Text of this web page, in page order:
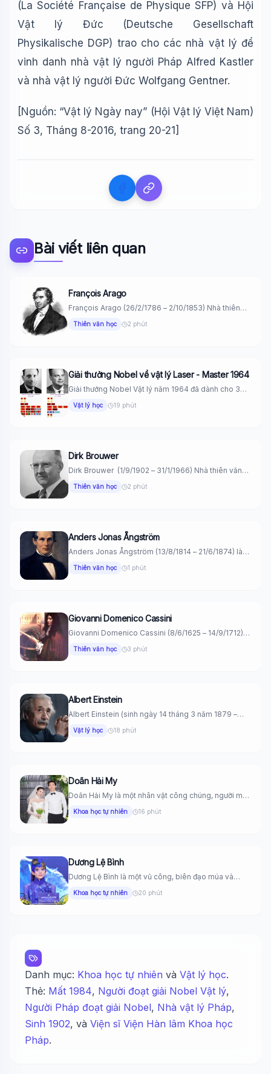
(La Société Française de Physique SFP) và Hội
Vật lý Đức (Deutsche Gesellschaft
Physikalische DGP) traocho các nhà vậtlý để
vinh danh nhà vật lý người Pháp Alfred Kastler
và nhà vật lý người Đức Wolfgang Gentner.
[Nguồn: “Vật lý Ngày nay” (Hội Vật lý Việt Nam)
Số 3, Tháng 8-2016, trang 20-21]
Bài viết liên quan
François Arago
François Arago (26/2/1786 – 2/10/1853) Nhà thiên
Thiên văn học 2 phút
Giải thưởng Nobel về vật lý Laser - Master 1964
Giải thưởng Nobel Vật lý năm 1964 đã dành cho 3
Vật lý học 19 phút
Dirk Brouwer
Dirk Brouwer (1/9/1902 – 31/1/1966) Nhà thiên văn
Thiên văn học 2 phút
Anders Jonas Ångström
Anders Jonas Ångström (13/8/1814 – 21/6/1874) là
Thiên văn học 1 phút
Giovanni Domenico Cassini
Giovanni Domenico Cassini (8/6/1625 – 14/9/1712)
Thiên văn học 3 phút
Albert Einstein
Albert Einstein (sinh ngày 14 tháng 3 năm 1879 –
Vật lý học 18 phút
Doãn Hải My
Doãn Hải My là một nhân vật công chúng, người mẫu
Khoa học tự nhiên 16 phút
Dương Lệ Bình
Dương Lệ Bình là một vũ công, biên đạo múa và
Khoa học tự nhiên 20 phút
Danh mục: Khoa học tự nhiên và Vật lý học.
Thẻ: Mất 1984, Người đoạt giải Nobel Vật lý,
Người Pháp đoạt giải Nobel, Nhà vật lý Pháp,
Sinh 1902, và Viện sĩ Viện Hàn lâm Khoa học
Pháp.